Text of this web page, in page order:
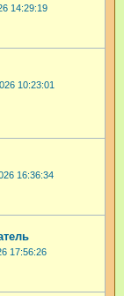
14:29:19
10:23:01
16:36:34
17:56:26